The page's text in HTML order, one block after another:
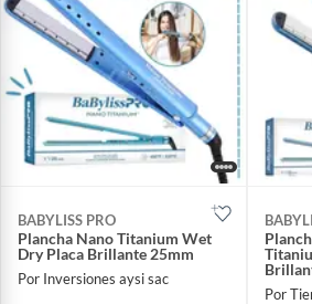
BABYLISS PRO
Plancha Nano Titanium Wet
Dry Placa Brillante 25mm
Por Inversiones aysi sac
Por